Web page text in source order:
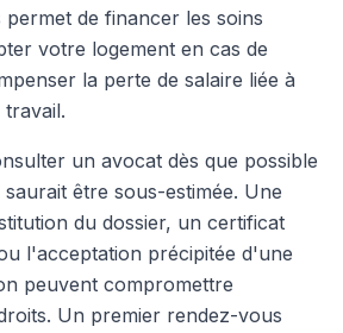
de financer les soins
votre logement en cas de
la perte de salaire liée à
un avocat dès que possible
être sous-estimée. Une
du dossier, un certificat
l'acceptation précipitée d'une
peuvent compromettre
Un premier rendez-vous